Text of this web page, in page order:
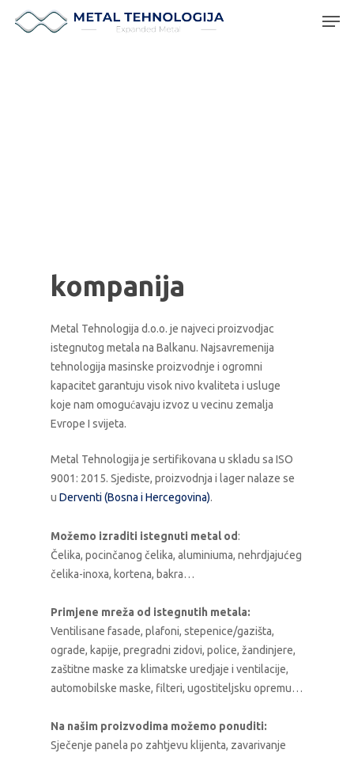
kompanija
Metal Tehnologija d.o.o. je najveci proizvodjac
istegnutog metala na Balkanu. Najsavremenija
tehnologija masinske proizvodnje i ogromni
kapacitet garantuju visok nivo kvaliteta i usluge
koje nam omogućavaju izvoz u vecinu zemalja
Evrope I svijeta.
Metal Tehnologija je sertifikovana u skladu sa ISO
9001: 2015. Sjediste, proizvodnja i lager nalaze se
uDerventi (Bosna i Hercegovina).
Možemo izraditi istegnuti metal od:
Čelika, pocinčanog čelika, aluminiuma, nehrdjajućeg
čelika-inoxa, kortena, bakra…
Primjene mreža od istegnutih metala:
Ventilisane fasade, plafoni, stepenice/gazišta,
ograde, kapije, pregradni zidovi, police, žandinjere,
zaštitne maske za klimatske uredjaje i ventilacije,
automobilske maske, filteri, ugostiteljsku opremu…
Na našim proizvodima možemo ponuditi:
Sječenje panela po zahtjevu klijenta, zavarivanje